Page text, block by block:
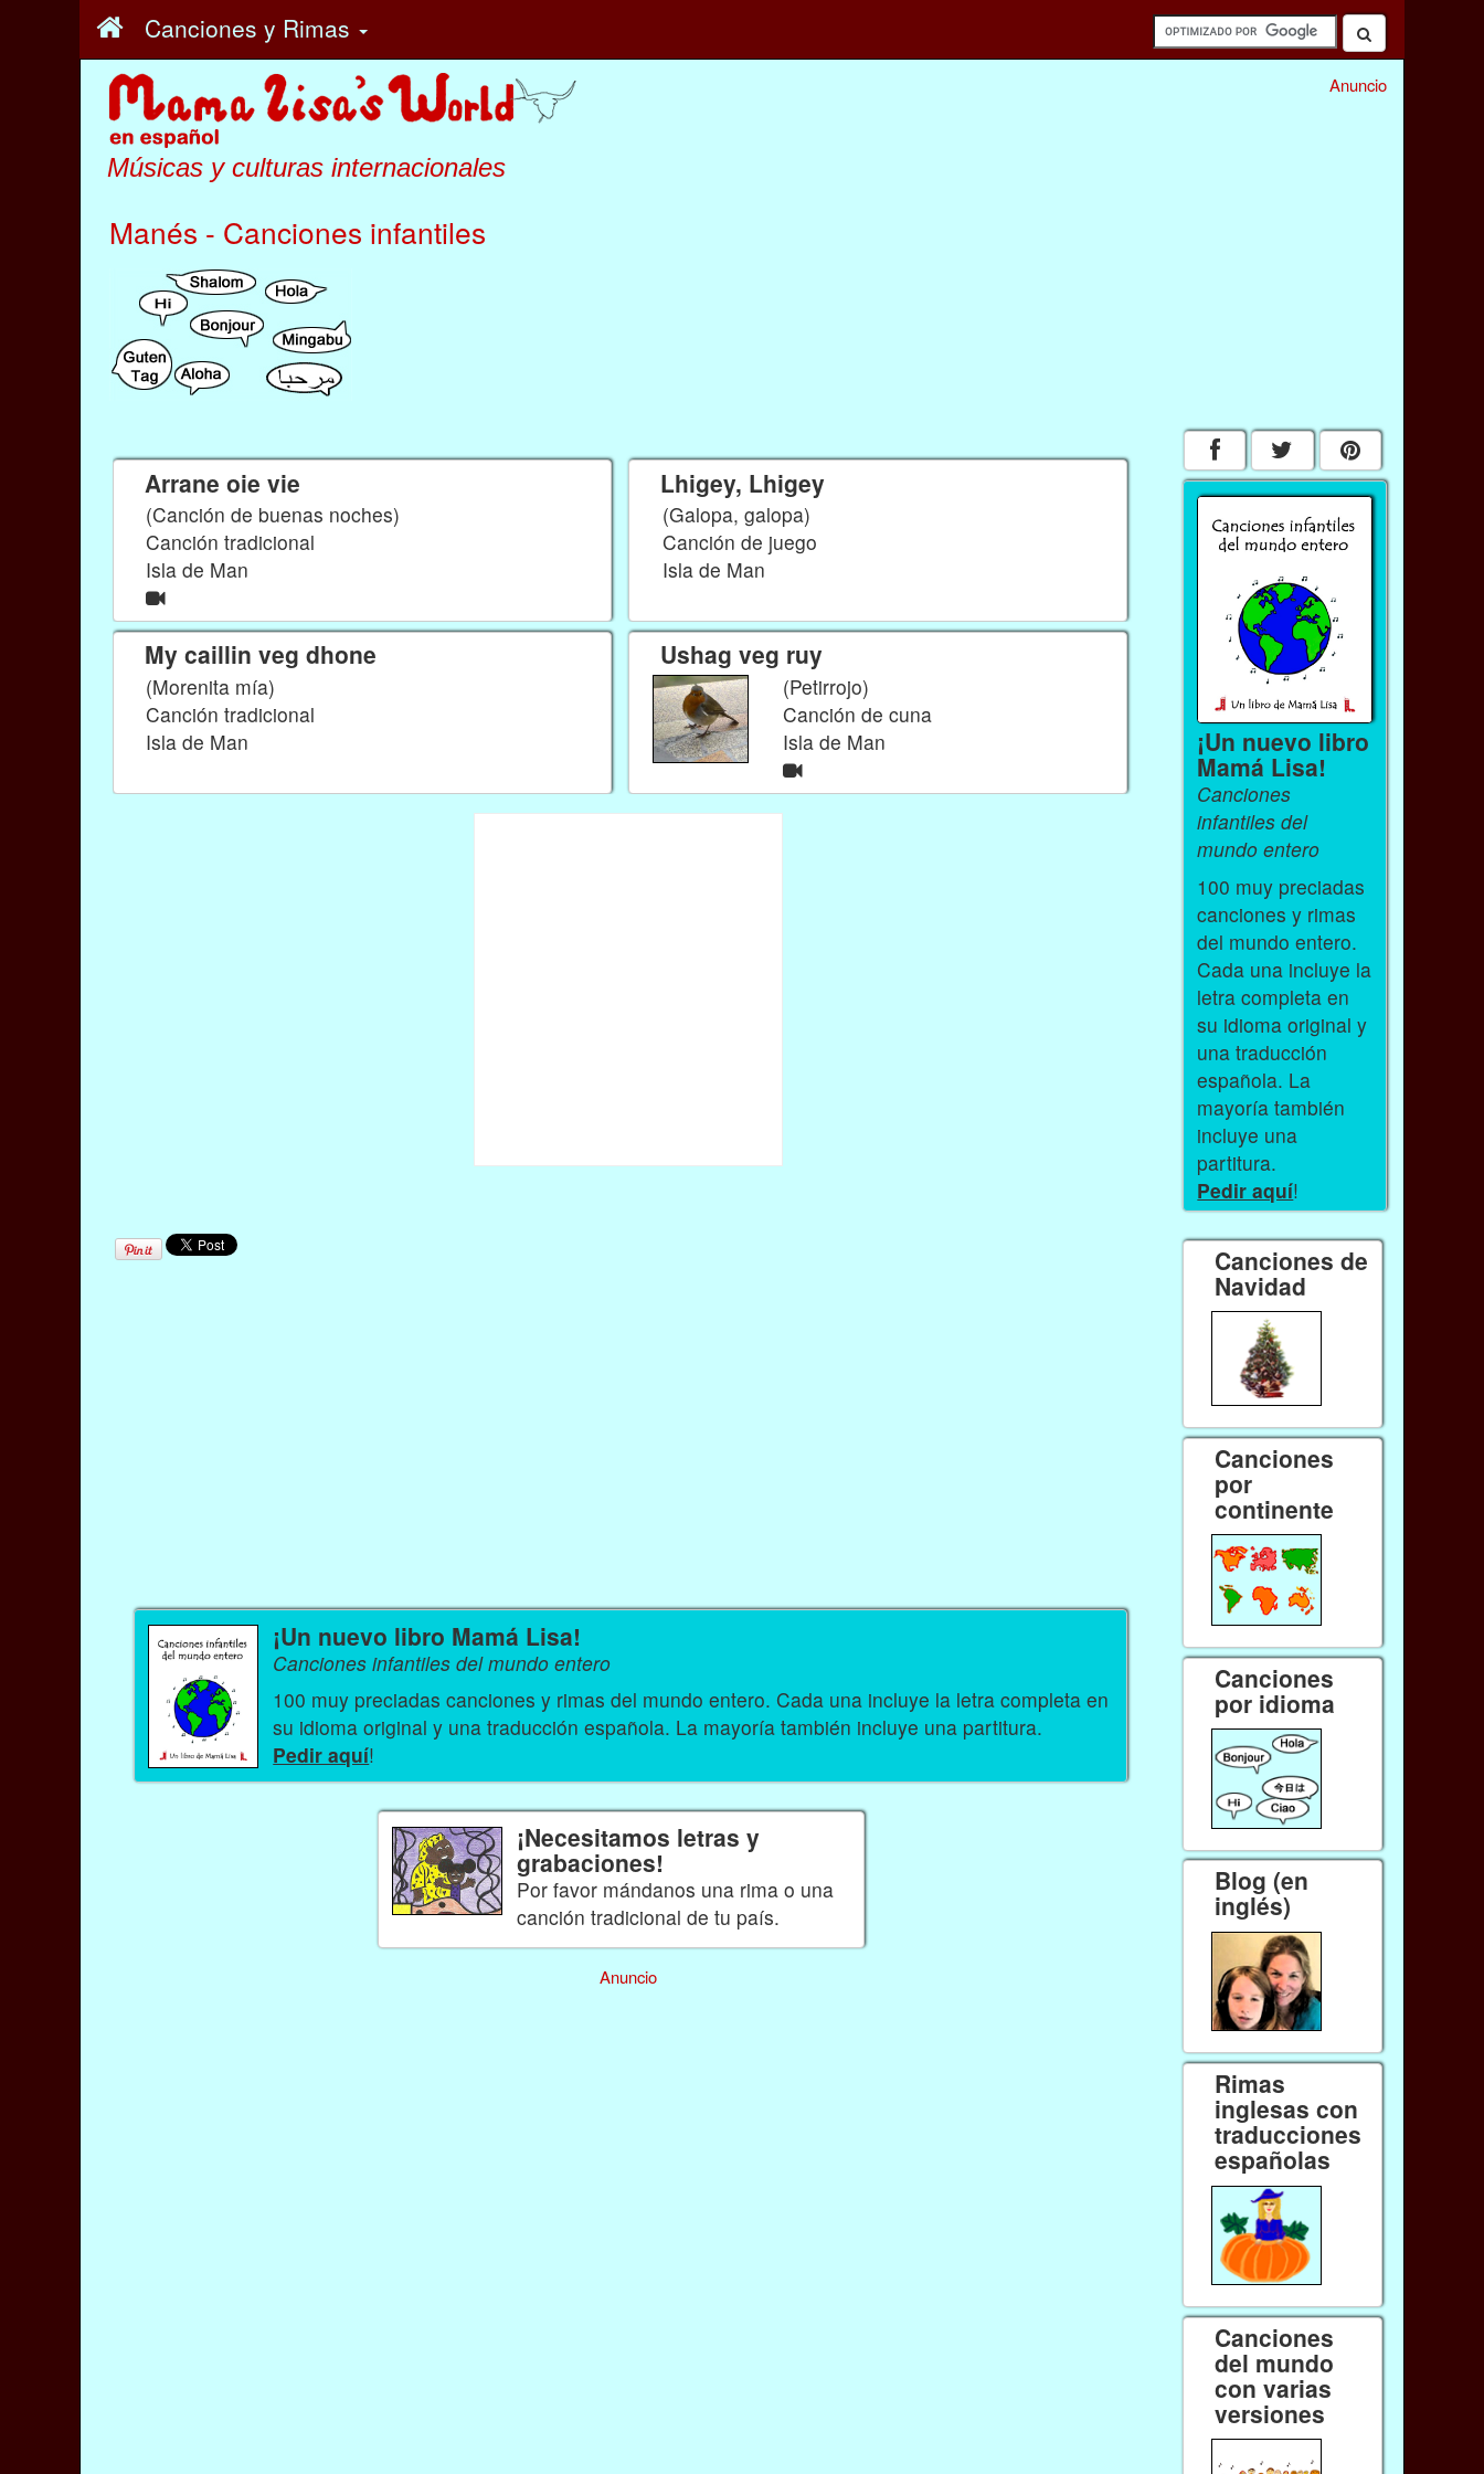
Canciones y Rimas
Músicas y culturas internacionales
Manés - Canciones infantiles
Anuncio
Arrane oie vie
(Canción de buenas noches)
Canción tradicional
Isla de Man
Lhigey, Lhigey
(Galopa, galopa)
Canción de juego
Isla de Man
My caillin veg dhone
(Morenita mía)
Canción tradicional
Isla de Man
Ushag veg ruy
(Petirrojo)
Canción de cuna
Isla de Man
¡Un nuevo libro Mamá Lisa!
Canciones infantiles del mundo entero
100 muy preciadas canciones y rimas del mundo entero. Cada una incluye la letra completa en
su idioma original y una traducción española. La mayoría también incluye una partitura.
Pedir aquí!
¡Necesitamos letras y
grabaciones!
Por favor mándanos una rima o una
canción tradicional de tu país.
Anuncio
¡Un nuevo libro
Mamá Lisa!
Canciones
infantiles del
mundo entero
100 muy preciadas
canciones y rimas
del mundo entero.
Cada una incluye la
letra completa en
su idioma original y
una traducción
española. La
mayoría también
incluye una
partitura.
Pedir aquí!
Canciones de
Navidad
Canciones
por
continente
Canciones
por idioma
Blog (en
inglés)
Rimas
inglesas con
traducciones
españolas
Canciones
del mundo
con varias
versiones